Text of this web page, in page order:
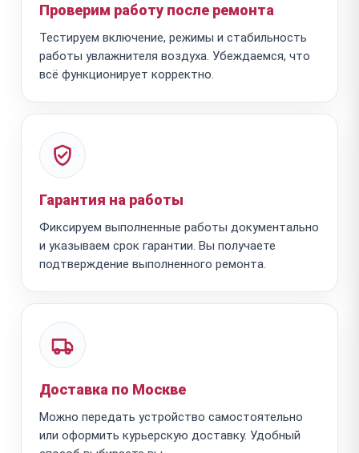
Проверим работу после ремонта
Тестируем включение, режимы и стабильность
работы увлажнителя воздуха. Убеждаемся, что
всё функционирует корректно.
Гарантия на работы
Фиксируем выполненные работы документально
и указываем срок гарантии. Вы получаете
подтверждение выполненного ремонта.
Доставка по Москве
Можно передать устройство самостоятельно
или оформить курьерскую доставку. Удобный